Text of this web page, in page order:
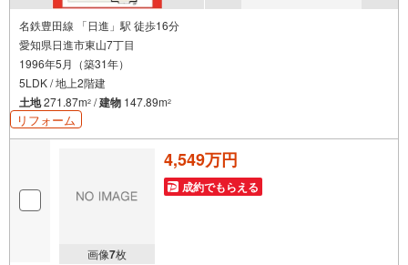
名鉄豊田線 「日進」駅 徒歩16分
愛知県日進市東山7丁目
1996年5月（築31年）
5LDK / 地上2階建
土地271.87m2 /建物 147.89m2
リフォーム
画像7枚
4,549万円
成約でもらえる